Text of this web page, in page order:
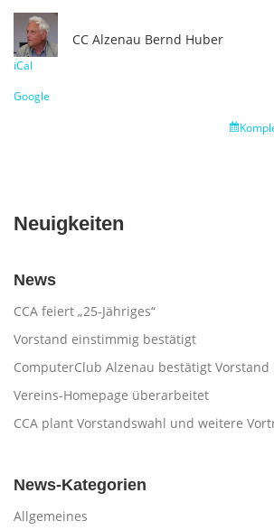
CC Alzenau Bernd Huber
iCal
Google
Neuigkeiten
News
CCA feiert „25-Jähriges“
Vorstand einstimmig bestätigt
ComputerClub Alzenau bestätigt
Vereins-Homepage überarbeitet
CCA plant Vorstandswahl und weitere
News-Kategorien
Allgemeines